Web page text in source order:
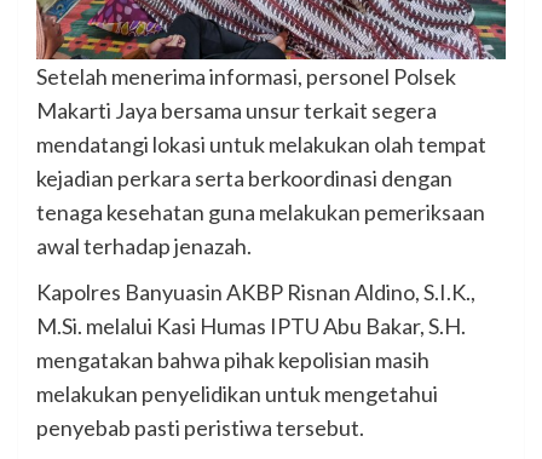
Setelah menerima informasi, personel Polsek
Makarti Jaya bersama unsur terkait segera
mendatangi lokasi untuk melakukan olah tempat
kejadian perkara serta berkoordinasi dengan
tenaga kesehatan guna melakukan pemeriksaan
awal terhadap jenazah.
Kapolres Banyuasin AKBP Risnan Aldino, S.I.K.,
M.Si. melalui Kasi Humas IPTU Abu Bakar, S.H.
mengatakan bahwa pihak kepolisian masih
melakukan penyelidikan untuk mengetahui
penyebab pasti peristiwa tersebut.